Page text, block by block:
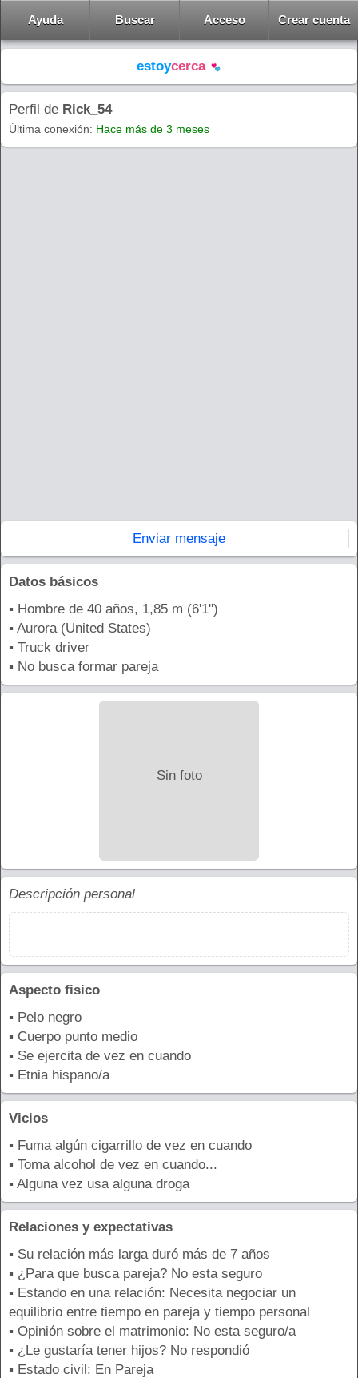
Ayuda Buscar Acceso Crear cuenta
estoycerca
Perfil de Rick_54
Última conexión: Hace más de 3 meses
Enviar mensaje
Datos básicos
▪ Hombre de 40 años, 1,85 m (6'1'')
▪ Aurora (United States)
▪ Truck driver
▪ No busca formar pareja
Sin foto
Descripción personal
Aspecto fisico
▪ Pelo negro
▪ Cuerpo punto medio
▪ Se ejercita de vez en cuando
▪ Etnia hispano/a
Vicios
▪ Fuma algún cigarrillo de vez en cuando
▪ Toma alcohol de vez en cuando...
▪ Alguna vez usa alguna droga
Relaciones y expectativas
▪ Su relación más larga duró más de 7 años
▪ ¿Para que busca pareja? No esta seguro
▪ Estando en una relación: Necesita negociar un
equilibrio entre tiempo en pareja y tiempo personal
▪ Opinión sobre el matrimonio: No esta seguro/a
▪ ¿Le gustaría tener hijos? No respondió
▪ Estado civil: En Pareja